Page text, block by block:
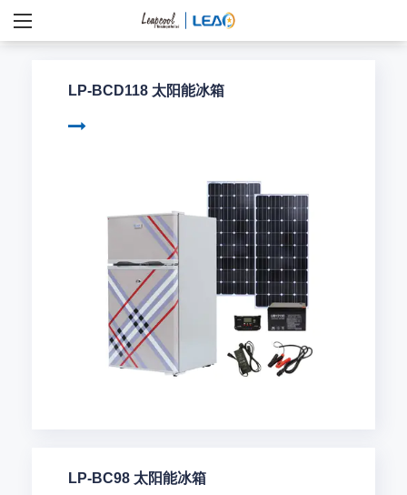
LP-BCD118 太阳能冰箱
LP-BC98 太阳能冰箱